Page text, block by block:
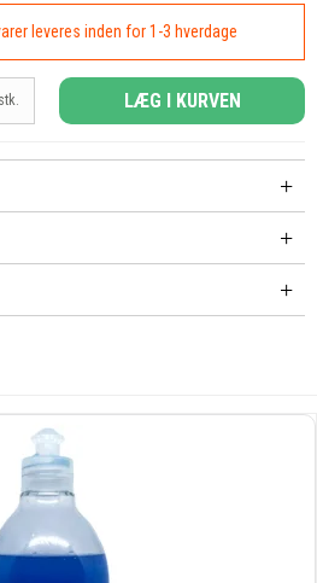
leveres inden for 1-3 hverdage
stk. LÆG I KURVEN